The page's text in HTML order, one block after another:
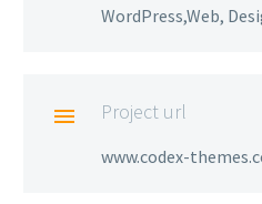
WordPress,Web,
 Project url
www.codex-